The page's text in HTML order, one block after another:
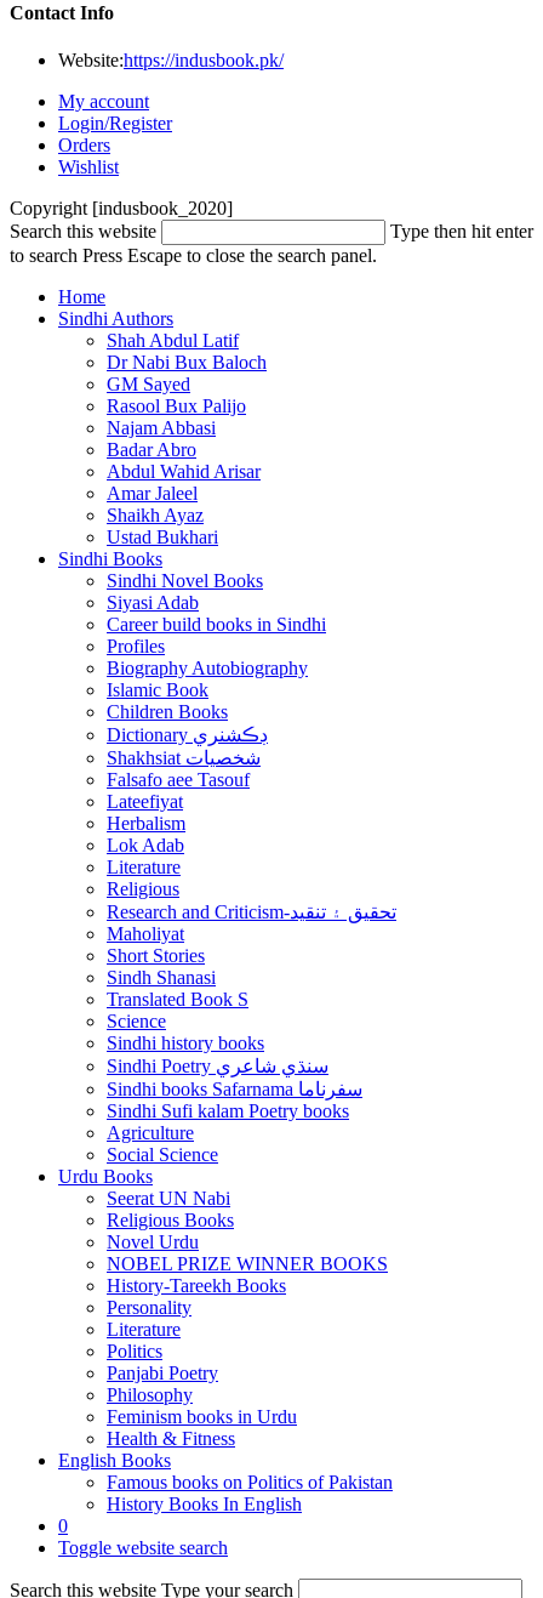
Contact Info
Website:https://indusbook.pk/
My account
Login/Register
Orders
Wishlist
Copyright [indusbook_2020]
Search this website
Type then hit enter
to search Press Escape to close the search panel.
Home
Sindhi Authors
Shah Abdul Latif
Dr Nabi Bux Baloch
GM Sayed
Rasool Bux Palijo
Najam Abbasi
Badar Abro
Abdul Wahid Arisar
Amar Jaleel
Shaikh Ayaz
Ustad Bukhari
Sindhi Books
Sindhi Novel Books
Siyasi Adab
Career build books in Sindhi
Profiles
Biography Autobiography
Islamic Book
Children Books
Dictionary ڊڪشنري
Shakhsiat شخصيات
Falsafo aee Tasouf
Lateefiyat
Herbalism
Lok Adab
Literature
Religious
Research and Criticism-تحقيق ۽ تنقيد
Maholiyat
Short Stories
Sindh Shanasi
Translated Book S
Science
Sindhi history books
Sindhi Poetry سنڌي شاعري
Sindhi books Safarnama سفرناما
Sindhi Sufi kalam Poetry books
Agriculture
Social Science
Urdu Books
Seerat UN Nabi
Religious Books
Novel Urdu
NOBEL PRIZE WINNER BOOKS
History-Tareekh Books
Personality
Literature
Politics
Panjabi Poetry
Philosophy
Feminism books in Urdu
Health & Fitness
English Books
Famous books on Politics of Pakistan
History Books In English
0
Toggle website search
Search this website Type your search